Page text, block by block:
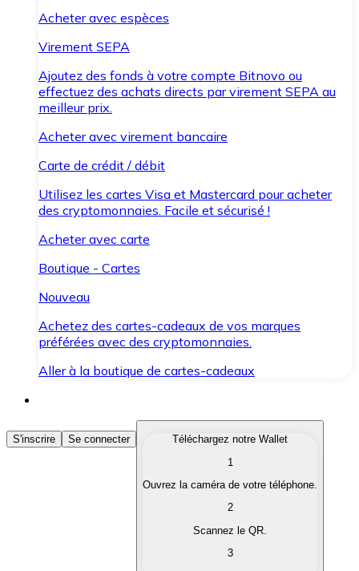
Acheter avec espèces
Virement SEPA
Ajoutez des fonds à votre compte Bitnovo ou
effectuez des achats directs par virement SEPA au
meilleur prix.
Acheter avec virement bancaire
Carte de crédit / débit
Utilisez les cartes Visa et Mastercard pour acheter
des cryptomonnaies. Facile et sécurisé !
Acheter avec carte
Boutique - Cartes
Nouveau
Achetez des cartes-cadeaux de vos marques
préférées avec des cryptomonnaies.
Aller à la boutique de cartes-cadeaux
Acheter des Cryptomonnaies
Achetez les cryptomonnaies qui vous intéressent
Convertissez vos cryptomonnaies en monnaie
S'inscrire Se connecter
Téléchargez notre Wallet
1
Ouvrez la caméra de votre téléphone.
2
Scannez le QR.
3